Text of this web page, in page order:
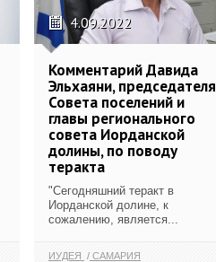
4.09.2022
Комментарий Давида
Эльхаяни, председателя
Совета поселений и
главы регионального
совета Иорданской
долины, по поводу
теракта
"Сегодняшний теракт в
Иорданской долине, к
сожалению, является...
ИУДЕЯ САМАРИЯ